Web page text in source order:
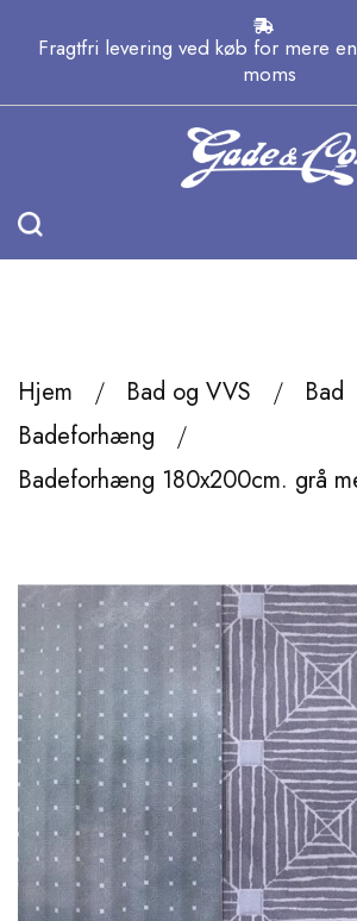
Fragtfri levering ved køb for mere
moms
Hjem Bad og VVS
Bad
Badeforhæng
Badeforhæng 180x200cm. grå